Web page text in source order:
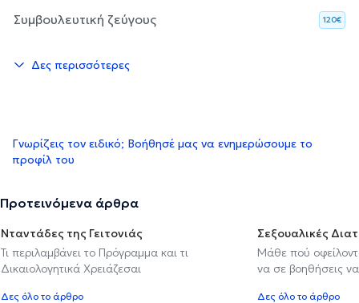
Συμβουλευτική ζεύγους 120€
Δες περισσότερες
Γνωρίζεις τον ειδικό; Βοήθησέ μας να ενημερώσουμε το
προφίλ του
Προτεινόμενα άρθρα
Νταντάδες της Γειτονιάς
Τι περιλαμβάνει το Πρόγραμμα και τι
Δικαιολογητικά Χρειάζεσαι
Δες όλο το άρθρο
Σεξουαλικές
Μάθε πού
να σε βοηθήσεις να
Δες όλο το άρθρο